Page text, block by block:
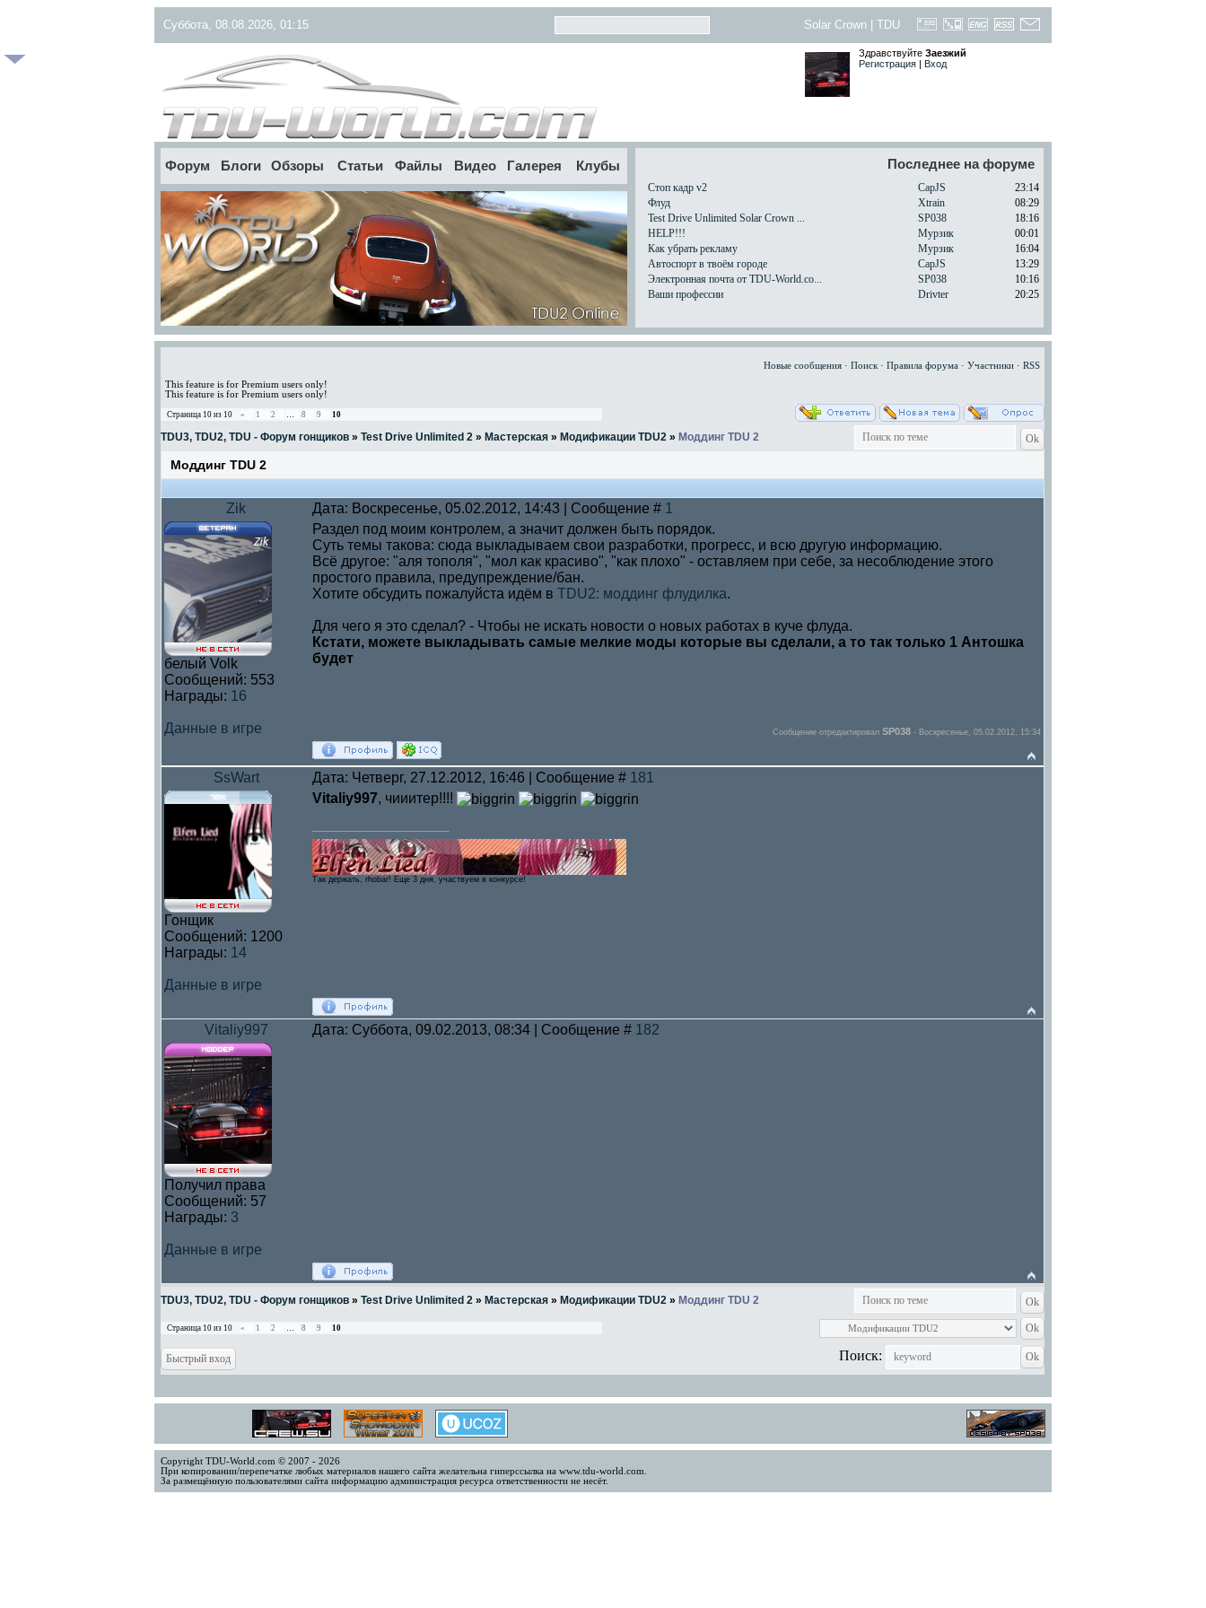
Суббота, 08.08.2026, 01:15 Solar Crown TDU
Здравствуйте Заезжий
Регистрация | Вход
Форум Блоги Обзоры Статьи Файлы Видео Галерея Клубы Последнее на форуме
Стоп кадр v2 CapJS
23:14
Флуд
Xtrain
08:29
Test Drive Unlimited Solar Crown ...
SP038
18:16
HELP!!!
Мурзик
00:01
Как убрать рекламу
Мурзик
16:04
Автоспорт в твоём городе
CapJS
13:29
Электронная почта от TDU-World.co...
SP038
10:16
Ваши профессии
Drivter 20:25
Новые сообщения · Поиск · Правила форума · Участники · RSS
This feature is for Premium users only!
This feature is for Premium users only!
Страница 10 из 10 « 1 2 … 8 9 10
TDU3, TDU2, TDU - Форум гонщиков » Test Drive Unlimited 2 » Мастерская » Модификации TDU2 » Моддинг TDU 2
Моддинг TDU 2
Zik Дата: Воскресенье, 05.02.2012, 14:43 | Сообщение # 1
белый Volk
Сообщений: 553
Награды: 16
Данные в игре
Раздел под моим контролем, а значит должен быть порядок.
Суть темы такова: сюда выкладываем свои разработки, прогресс, и всю другую информацию.
Всё другое: "аля тополя", "мол как красиво", "как плохо" - оставляем при себе, за несоблюдение этого
простого правила, предупреждение/бан.
Хотите обсудить пожалуйста идём в TDU2: моддинг флудилка.
Для чего я это сделал? - Чтобы не искать новости о новых работах в куче флуда.
Кстати, можете выкладывать самые мелкие моды которые вы сделали, а то так только 1 Антошка
будет
Сообщение отредактировал SP038 - Воскресенье, 05.02.2012, 15:34
SsWart Дата: Четверг, 27.12.2012, 16:46 | Сообщение # 181
Гонщик
Сообщений: 1200
Награды: 14
Данные в игре
Vitaliy997, чииитер!!!!
Так держать, rhobar! Eще 3 дня, участвуем в конкурсе!
Vitaliy997 Дата: Суббота, 09.02.2013, 08:34 | Сообщение # 182
Получил права
Сообщений: 57
Награды: 3
Данные в игре
TDU3, TDU2, TDU - Форум гонщиков » Test Drive Unlimited 2 » Мастерская » Модификации TDU2 » Моддинг TDU 2
Страница 10 из 10 « 1 2 … 8 9 10
Поиск:
Copyright TDU-World.com © 2007 - 2026
При копировании/перепечатке любых материалов нашего сайта желательна гиперссылка на www.tdu-world.com.
За размещённую пользователями сайта информацию администрация ресурса ответственности не несёт.